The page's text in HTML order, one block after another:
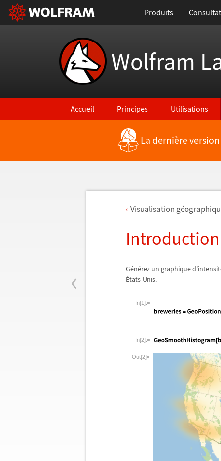
Produits
Wolfram
Accueil Principes Utilisations
La dernière
‹
Visualisation gé
Générez un graphique d'intensit
États-Unis.
In[1]:=
In[2]:=
Out[2]=